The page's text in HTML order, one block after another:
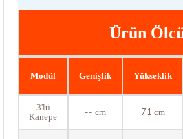
Ürün
Modül Genişlik Yükseklik
3'lü
Kanepe
-- cm 71 cm